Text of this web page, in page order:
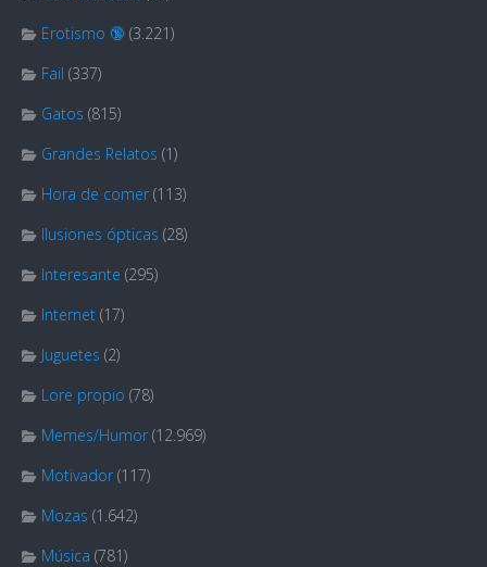
Erotismo 🔞 (3.221)
Fail (337)
Gatos (815)
Grandes Relatos (1)
Hora de comer (113)
Ilusiones ópticas (28)
Interesante (295)
Internet (17)
Juguetes (2)
Lore propio (78)
Memes/Humor (12.969)
Motivador (117)
Mozas (1.642)
Música (781)